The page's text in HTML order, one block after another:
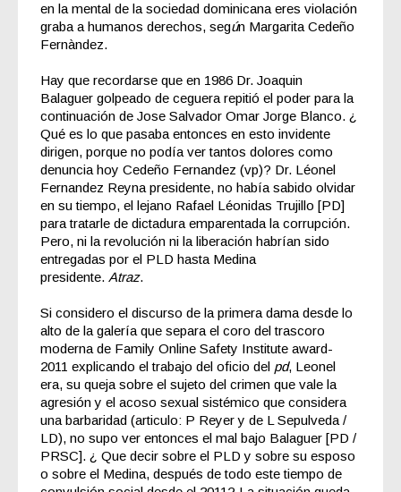
en la mental de la sociedad dominicana eres violación
graba a humanos derechos, según Margarita Cedeño
Fernàndez.
Hay que recordarse que en 1986 Dr. Joaquin
Balaguer golpeado de ceguera repitió el poder para la
continuación de Jose Salvador Omar Jorge Blanco. ¿
Qué es lo que pasaba entonces en esto invidente
dirigen, porque no podía ver tantos dolores como
denuncia hoy Cedeño Fernandez (vp)? Dr. Léonel
Fernandez Reyna presidente, no había sabido olvidar
en su tiempo, el lejano Rafael Léonidas Trujillo [PD]
para tratarle de dictadura emparentada la corrupción.
Pero, ni la revolución ni la liberación habrían sido
entregadas por el PLD hasta Medina
presidente. Atraz.
Si considero el discurso de la primera dama desde lo
alto de la galería que separa el coro del trascoro
moderna de Family Online Safety Institute award-
2011 explicando el trabajo del oficio del pd, Leonel
era, su queja sobre el sujeto del crimen que vale la
agresión y el acoso sexual sistémico que considera
una barbaridad (articulo: P Reyer y de L Sepulveda /
LD), no supo ver entonces el mal bajo Balaguer [PD /
PRSC]. ¿ Que decir sobre el PLD y sobre su esposo
o sobre el Medina, después de todo este tiempo de